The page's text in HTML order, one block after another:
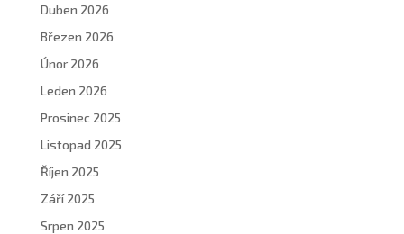
Duben 2026
Březen 2026
Únor 2026
Leden 2026
Prosinec 2025
Listopad 2025
Říjen 2025
Září 2025
Srpen 2025